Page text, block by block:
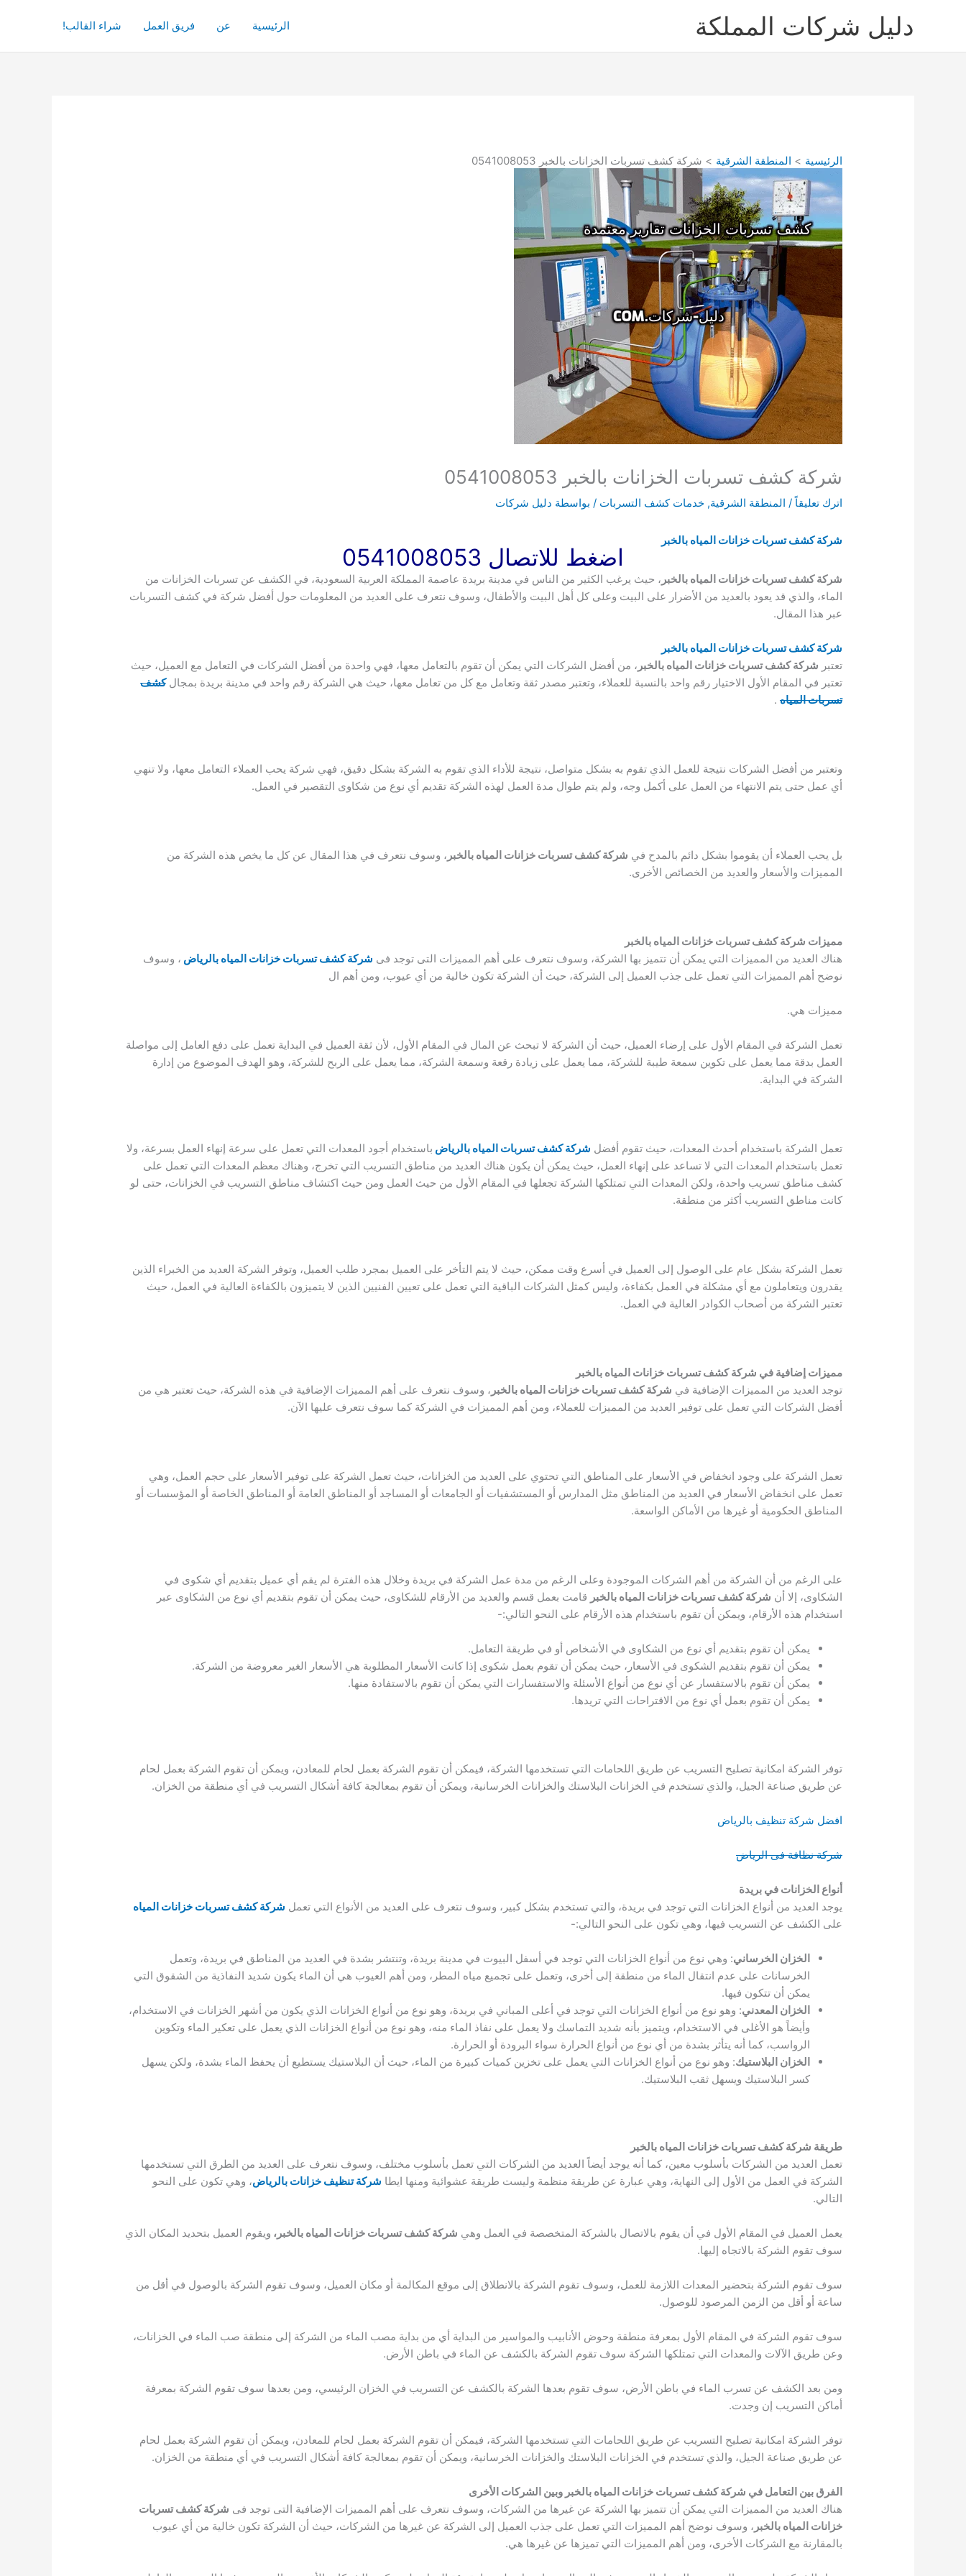
دليل شركات المملكة الرئيسية عن فريق العمل شراء القالب!
الرئيسية المنطقة الشرقية شركة كشف تسربات الخزانات بالخبر 0541008053
شركة كشف تسربات الخزانات بالخبر 0541008053
اترك تعليقاً / المنطقة الشرقية,خدمات كشف التسربات / بواسطة دليل شركات
شركة كشف تسربات خزانات المياه بالخبر
اضغط للاتصال 0541008053
شركة كشف تسربات خزانات المياه بالخبر ، حيث يرغب الكثير من الناس في مدينة بريدة عاصمة المملكة العربية السعودية، في الكشف عن تسربات الخزانات من
الماء، والذي قد يعود بالعديد من الأضرار على البيت وعلى كل أهل البيت والأطفال، وسوف نتعرف على العديد من المعلومات حول أفضل شركة في كشف التسربات
عبر هذا المقال.
شركة كشف تسربات خزانات المياه بالخبر
تعتبر شركة كشف تسربات خزانات المياه بالخبر ، من أفضل الشركات التي يمكن أن تقوم بالتعامل معها، فهي واحدة من أفضل الشركات في التعامل مع العميل، حيث
تعتبر في المقام الأول الاختيار رقم واحد بالنسبة للعملاء، وتعتبر مصدر ثقة وتعامل مع كل من تعامل معها، حيث هي الشركة رقم واحد في مدينة بريدة بمجالكشف
تسربات المياه .
وتعتبر من أفضل الشركات نتيجة للعمل الذي تقوم به بشكل متواصل، نتيجة للأداء الذي تقوم به الشركة بشكل دقيق، فهي شركة يحب العملاء التعامل معها، ولا تنهي
أي عمل حتى يتم الانتهاء من العمل على أكمل وجه، ولم يتم طوال مدة العمل لهذه الشركة تقديم أي نوع من شكاوى التقصير في العمل.
بل يحب العملاء أن يقوموا بشكل دائم بالمدح في شركة كشف تسربات خزانات المياه بالخبر ، وسوف نتعرف في هذا المقال عن كل ما يخص هذه الشركة من
المميزات والأسعار والعديد من الخصائص الأخرى.
مميزات شركة كشف تسربات خزانات المياه بالخبر
هناك العديد من المميزات التي يمكن أن تتميز بها الشركة، وسوف نتعرف على أهم المميزات التى توجد فى شركة كشف تسربات خزانات المياه بالرياض ، وسوف
نوضح أهم المميزات التي تعمل على جذب العميل إلى الشركة، حيث أن الشركة تكون خالية من أي عيوب، ومن أهم ال
مميزات هي.
تعمل الشركة في المقام الأول على إرضاء العميل، حيث أن الشركة لا تبحث عن المال في المقام الأول، لأن ثقة العميل في البداية تعمل على دفع العامل إلى مواصلة
العمل بدقة مما يعمل على تكوين سمعة طيبة للشركة، مما يعمل على زيادة رقعة وسمعة الشركة، مما يعمل على الربح للشركة، وهو الهدف الموضوع من إدارة
الشركة في البداية.
تعمل الشركة باستخدام أحدث المعدات، حيث تقوم أفضل شركة كشف تسربات المياه بالرياض باستخدام أجود المعدات التي تعمل على سرعة إنهاء العمل بسرعة، ولا
تعمل باستخدام المعدات التي لا تساعد على إنهاء العمل، حيث يمكن أن يكون هناك العديد من مناطق التسريب التي تخرج، وهناك معظم المعدات التي تعمل على
كشف مناطق تسريب واحدة، ولكن المعدات التي تمتلكها الشركة تجعلها في المقام الأول من حيث العمل ومن حيث اكتشاف مناطق التسريب في الخزانات، حتى لو
كانت مناطق التسريب أكثر من منطقة.
تعمل الشركة بشكل عام على الوصول إلى العميل في أسرع وقت ممكن، حيث لا يتم التأخر على العميل بمجرد طلب العميل، وتوفر الشركة العديد من الخبراء الذين
يقدرون ويتعاملون مع أي مشكلة في العمل بكفاءة، وليس كمثل الشركات الباقية التي تعمل على تعيين الفنيين الذين لا يتميزون بالكفاءة العالية في العمل، حيث
تعتبر الشركة من أصحاب الكوادر العالية في العمل.
مميزات إضافية في شركة كشف تسربات خزانات المياه بالخبر
توجد العديد من المميزات الإضافية في شركة كشف تسربات خزانات المياه بالخبر ، وسوف نتعرف على أهم المميزات الإضافية في هذه الشركة، حيث تعتبر هي من
أفضل الشركات التي تعمل على توفير العديد من المميزات للعملاء، ومن أهم المميزات في الشركة كما سوف نتعرف عليها الآن.
تعمل الشركة على وجود انخفاض في الأسعار على المناطق التي تحتوي على العديد من الخزانات، حيث تعمل الشركة على توفير الأسعار على حجم العمل، وهي
تعمل على انخفاض الأسعار في العديد من المناطق مثل المدارس أو المستشفيات أو الجامعات أو المساجد أو المناطق العامة أو المناطق الخاصة أو المؤسسات أو
المناطق الحكومية أو غيرها من الأماكن الواسعة.
على الرغم من أن الشركة من أهم الشركات الموجودة وعلى الرغم من مدة عمل الشركة في بريدة وخلال هذه الفترة لم يقم أي عميل بتقديم أي شكوى في
الشكاوى، إلا أن شركة كشف تسربات خزانات المياه بالخبر قامت بعمل قسم والعديد من الأرقام للشكاوى، حيث يمكن أن تقوم بتقديم أي نوع من الشكاوى عبر
استخدام هذه الأرقام، ويمكن أن تقوم باستخدام هذه الأرقام على النحو التالي:-
يمكن أن تقوم بتقديم أي نوع من الشكاوى في الأشخاص أو في طريقة التعامل.
يمكن أن تقوم بتقديم الشكوى في الأسعار، حيث يمكن أن تقوم بعمل شكوى إذا كانت الأسعار المطلوبة هي الأسعار الغير معروضة من الشركة.
يمكن أن تقوم بالاستفسار عن أي نوع من أنواع الأسئلة والاستفسارات التي يمكن أن تقوم بالاستفادة منها.
يمكن أن تقوم بعمل أي نوع من الاقتراحات التي تريدها.
توفر الشركة امكانية تصليح التسريب عن طريق اللحامات التي تستخدمها الشركة، فيمكن أن تقوم الشركة بعمل لحام للمعادن، ويمكن أن تقوم الشركة بعمل لحام
عن طريق صناعة الجيل، والذي تستخدم في الخزانات البلاستك والخزانات الخرسانية، ويمكن أن تقوم بمعالجة كافة أشكال التسريب في أي منطقة من الخزان.
افضل شركة تنظيف بالرياض
شركة نظافة فى الرياض
أنواع الخزانات في بريدة
يوجد العديد من أنواع الخزانات التي توجد في بريدة، والتي تستخدم بشكل كبير، وسوف نتعرف على العديد من الأنواع التي تعمل شركة كشف تسربات خزانات المياه
على الكشف عن التسريب فيها، وهي تكون على النحو التالي:-
الخزان الخرساني: وهي نوع من أنواع الخزانات التي توجد في أسفل البيوت في مدينة بريدة، وتنتشر بشدة في العديد من المناطق في بريدة، وتعمل
الخرسانات على عدم انتقال الماء من منطقة إلى أخرى، وتعمل على تجميع مياه المطر، ومن أهم العيوب هي أن الماء يكون شديد النفاذية من الشقوق التي
يمكن أن تتكون فيها.
الخزان المعدني: وهو نوع من أنواع الخزانات التي توجد في أعلى المباني في بريدة، وهو نوع من أنواع الخزانات الذي يكون من أشهر الخزانات في الاستخدام،
وأيضاً هو الأغلى في الاستخدام، ويتميز بأنه شديد التماسك ولا يعمل على نفاذ الماء منه، وهو نوع من أنواع الخزانات الذي يعمل على تعكير الماء وتكوين
الرواسب، كما أنه يتأثر بشدة من أي نوع من أنواع الحرارة سواء البرودة أو الحرارة.
الخزان البلاستيك: وهو نوع من أنواع الخزانات التي يعمل على تخزين كميات كبيرة من الماء، حيث أن البلاستيك يستطيع أن يحفظ الماء بشدة، ولكن يسهل
كسر البلاستيك ويسهل ثقب البلاستيك.
طريقة شركة كشف تسربات خزانات المياه بالخبر
تعمل العديد من الشركات بأسلوب معين، كما أنه يوجد أيضاً العديد من الشركات التي تعمل بأسلوب مختلف، وسوف نتعرف على العديد من الطرق التي تستخدمها
الشركة في العمل من الأول إلى النهاية، وهي عبارة عن طريقة منظمة وليست طريقة عشوائية ومنها ايطا شركة تنظيف خزانات بالرياض، وهي تكون على النحو
التالي.
يعمل العميل في المقام الأول في أن يقوم بالاتصال بالشركة المتخصصة في العمل وهي شركة كشف تسربات خزانات المياه بالخبر، ويقوم العميل بتحديد المكان الذي
سوف تقوم الشركة بالاتجاه إليها.
سوف تقوم الشركة بتحضير المعدات اللازمة للعمل، وسوف تقوم الشركة بالانطلاق إلى موقع المكالمة أو مكان العميل، وسوف تقوم الشركة بالوصول في أقل من
ساعة أو أقل من الزمن المرصود للوصول.
سوف تقوم الشركة في المقام الأول بمعرفة منطقة وحوض الأنابيب والمواسير من البداية أي من بداية مصب الماء من الشركة إلى منطقة صب الماء في الخزانات،
وعن طريق الآلات والمعدات التي تمتلكها الشركة سوف تقوم الشركة بالكشف عن الماء في باطن الأرض.
ومن بعد الكشف عن تسرب الماء في باطن الأرض، سوف تقوم بعدها الشركة بالكشف عن التسريب في الخزان الرئيسي، ومن بعدها سوف تقوم الشركة بمعرفة
أماكن التسريب إن وجدت.
توفر الشركة امكانية تصليح التسريب عن طريق اللحامات التي تستخدمها الشركة، فيمكن أن تقوم الشركة بعمل لحام للمعادن، ويمكن أن تقوم الشركة بعمل لحام
عن طريق صناعة الجيل، والذي تستخدم في الخزانات البلاستك والخزانات الخرسانية، ويمكن أن تقوم بمعالجة كافة أشكال التسريب في أي منطقة من الخزان.
الفرق بين التعامل في شركة كشف تسربات خزانات المياه بالخبر وبين الشركات الأخرى
هناك العديد من المميزات التي يمكن أن تتميز بها الشركة عن غيرها من الشركات، وسوف نتعرف على أهم المميزات الإضافية التى توجد فى شركة كشف تسربات
خزانات المياه بالخبر ، وسوف نوضح أهم المميزات التي تعمل على جذب العميل إلى الشركة عن غيرها من الشركات، حيث أن الشركة تكون خالية من أي عيوب
بالمقارنة مع الشركات الأخرى، ومن أهم المميزات التي تميزها عن غيرها هي.